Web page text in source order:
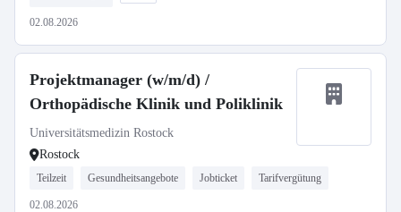
02.08.2026
Projektmanager (w/m/d) /
Orthopädische Klinik und Poliklinik
Universitätsmedizin Rostock
Rostock
Teilzeit Gesundheitsangebote Jobticket Tarifvergütung
02.08.2026